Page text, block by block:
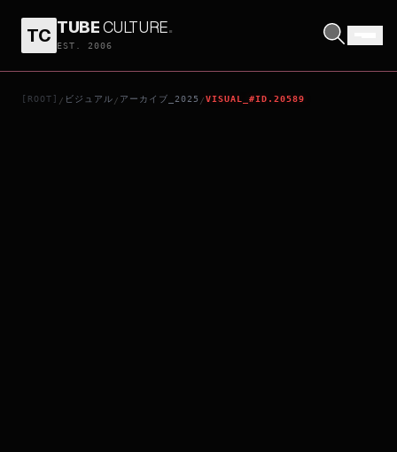
TC TUBECULTURE.
EST. 2006
[ROOT] / ビジュアル / アーカイブ_2025 /VISUAL_#ID.20589
ママと神さまとシルヴィ・バルタン